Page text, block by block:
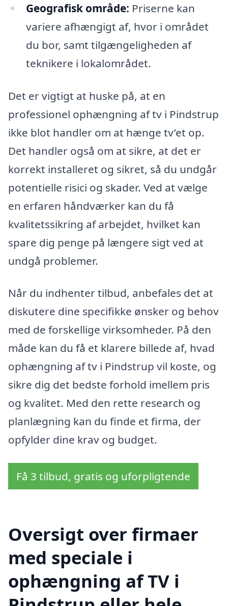
Geografisk område: Priserne kan
variere afhængigt af, hvor i området
du bor, samt tilgængeligheden af
teknikere i lokalområdet.
Det er vigtigt at huske på, at en
professionel ophængning af tv i Pindstrup
ikke blot handler om at hænge tv’et op.
Det handler også om at sikre, at det er
korrekt installeret og sikret, så du undgår
potentielle risici og skader. Ved at vælge
en erfaren håndværker kan du få
kvalitetssikring af arbejdet, hvilket kan
spare dig penge på længere sigt ved at
undgå problemer.
Når du indhenter tilbud, anbefales det at
diskutere dine specifikke ønsker og behov
med de forskellige virksomheder. På den
måde kan du få et klarere billede af, hvad
ophængning af tv i Pindstrup vil koste, og
sikre dig det bedste forhold imellem pris
og kvalitet. Med den rette research og
planlægning kan du finde et firma, der
opfylder dine krav og budget.
Få 3 tilbud, gratis og uforpligtende
Oversigt over firmaer
med speciale i
ophængning af TV i